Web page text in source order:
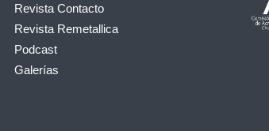
Revista Contacto
Revista Remetallica
Podcast
Galerías